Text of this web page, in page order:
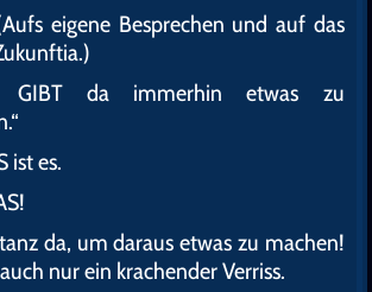
eigene Besprechen und auf das
GIBT da immerhin etwas zu
ist es.
da, um daraus etwas zu machen!
nur ein krachender Verriss.